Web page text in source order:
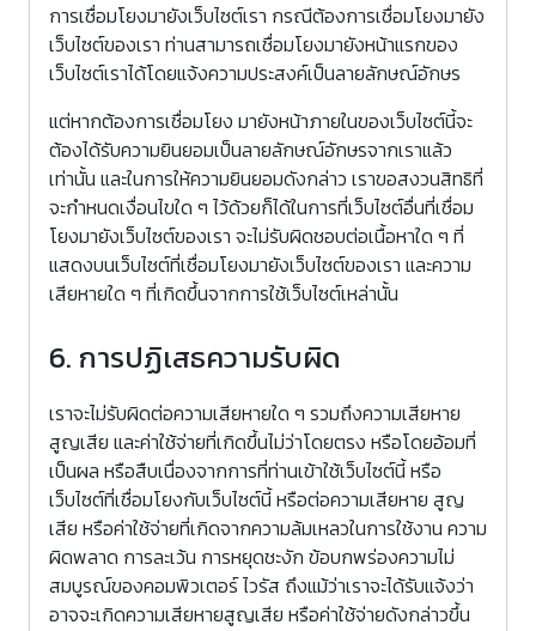
การเชื่อมโยงมายังเว็บไซต์เรา กรณีต้องการเชื่อมโยงมายัง
เว็บไซต์ของเรา ท่านสามารถเชื่อมโยงมายังหน้าแรกของ
เว็บไซต์เราได้โดยแจ้งความประสงค์เป็นลายลักษณ์อักษร
แต่หากต้องการเชื่อมโยง มายังหน้าภายในของเว็บไซต์นี้จะ
ต้องได้รับความยินยอมเป็นลายลักษณ์อักษรจากเราแล้ว
เท่านั้น และในการให้ความยินยอมดังกล่าว เราขอสงวนสิทธิที่
จะกำหนดเงื่อนไขใด ๆ ไว้ด้วยก็ได้ในการที่เว็บไซต์อื่นที่เชื่อม
โยงมายังเว็บไซต์ของเรา จะไม่รับผิดชอบต่อเนื้อหาใด ๆ ที่
แสดงบนเว็บไซต์ที่เชื่อมโยงมายังเว็บไซต์ของเรา และความ
เสียหายใด ๆ ที่เกิดขึ้นจากการใช้เว็บไซต์เหล่านั้น
6. การปฏิเสธความรับผิด
เราจะไม่รับผิดต่อความเสียหายใด ๆ รวมถึงความเสียหาย
สูญเสีย และค่าใช้จ่ายที่เกิดขึ้นไม่ว่าโดยตรง หรือโดยอ้อมที่
เป็นผล หรือสืบเนื่องจากการที่ท่านเข้าใช้เว็บไซต์นี้ หรือ
เว็บไซต์ที่เชื่อมโยงกับเว็บไซต์นี้ หรือต่อความเสียหาย สูญ
เสีย หรือค่าใช้จ่ายที่เกิดจากความล้มเหลวในการใช้งาน ความ
ผิดพลาด การละเว้น การหยุดชะงัก ข้อบกพร่องความไม่
สมบูรณ์ของคอมพิวเตอร์ ไวรัส ถึงแม้ว่าเราจะได้รับแจ้งว่า
อาจจะเกิดความเสียหายสูญเสีย หรือค่าใช้จ่ายดังกล่าวขึ้น